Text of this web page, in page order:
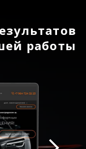
работы